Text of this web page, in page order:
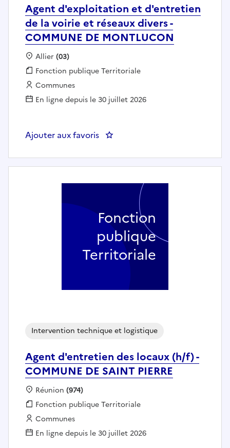
Agent d'exploitation et d'entretien
de la voirie et réseaux divers -
COMMUNE DE MONTLUCON
Localisation :
Allier (03)
Fonction publique :
Fonction publique Territoriale
Employeur :
Communes
En ligne depuis le 30 juillet 2026
Ajouter aux favoris : Agent d'exploitation et
Agent d'entretien des locaux (h/f) -
COMMUNE DE SAINT PIERRE
Intervention technique et logistique
Localisation :
Réunion (974)
Fonction publique :
Fonction publique Territoriale
Employeur :
Communes
En ligne depuis le 30 juillet 2026
Fonction
publique
Territoriale